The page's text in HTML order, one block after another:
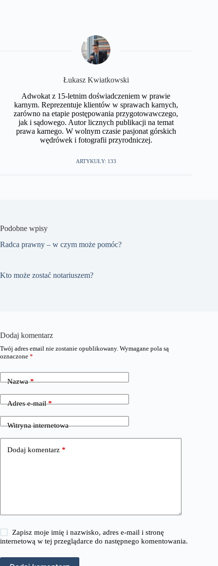
​Łukasz Kwiatkowski
Adwokat z 15-letnim doświadczeniem w prawie
karnym. Reprezentuje klientów w sprawach karnych,
zarówno na etapie postępowania przygotowawczego,
jak i sądowego. Autor licznych publikacji na temat
prawa karnego. W wolnym czasie pasjonat górskich
wędrówek i fotografii przyrodniczej.​
ARTYKUŁY: 133
Podobne wpisy
Radca prawny – w czym może pomóc?
Kto może zostać notariuszem?
Dodaj komentarz
Twój adres email nie zostanie opublikowany. Wymagane pola są
oznaczone *
Nazwa*
Adres e-mail*
Witryna internetowa
Dodaj komentarz *
Zapisz moje imię i nazwisko, adres e-mail i stronę
internetową w tej przeglądarce do następnego komentowania.